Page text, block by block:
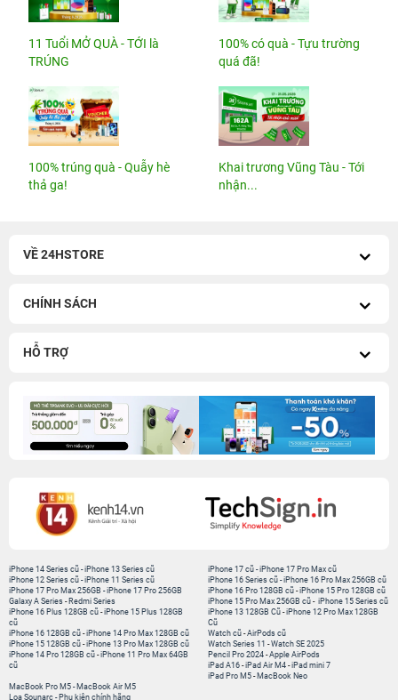
11 Tuổi MỞ QUÀ - TỚI là
TRÚNG
100% có quà - Tựu trường
quá đã!
100% trúng quà - Quẫy hè
thả ga!
Khai trương Vũng Tàu - Tới
nhận...
VỀ 24HSTORE
CHÍNH SÁCH
HỖ TRỢ
iPhone 14 Series cũ -iPhone 13 Series cũ
iPhone 12 Series cũ -iPhone 11 Series cũ
iPhone 17 Pro Max 256GB -iPhone 17 Pro 256GB
Galaxy A Series - Redmi Series
iPhone 17 cũ -iPhone 17 Pro Max cũ
iPhone 16 Series cũ - iPhone 16 Pro Max 256GB cũ
iPhone 16 Pro 128GB cũ -iPhone 15 Pro 128GB cũ
iPhone 15 Pro Max 256GB cũ - iPhone 15 Series cũ
iPhone 16 Plus 128GB cũ -iPhone 15 Plus 128GB
cũ
iPhone 16 128GB cũ -iPhone 14 Pro Max 128GB cũ
iPhone 15 128GB cũ -iPhone 13 Pro Max 128GB cũ
iPhone 14 Pro 128GB cũ -iPhone 11 Pro Max 64GB
cũ
iPhone 13 128GB Cũ -iPhone 12 Pro Max 128GB
Cũ
Watch cũ -AirPods cũ
Watch Series 11 -Watch SE 2025
Pencil Pro 2024 -Apple AirPods
iPad A16 -iPad Air M4 -iPad mini 7
iPad Pro M5 - MacBook Neo
MacBook Pro M5 - MacBook Air M5
Loa Sounarc - Phụ kiện chính hãng